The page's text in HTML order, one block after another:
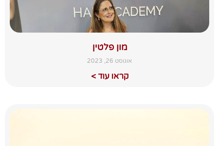
מון פלטין
אוגוסט 26, 2023
קראו עוד >